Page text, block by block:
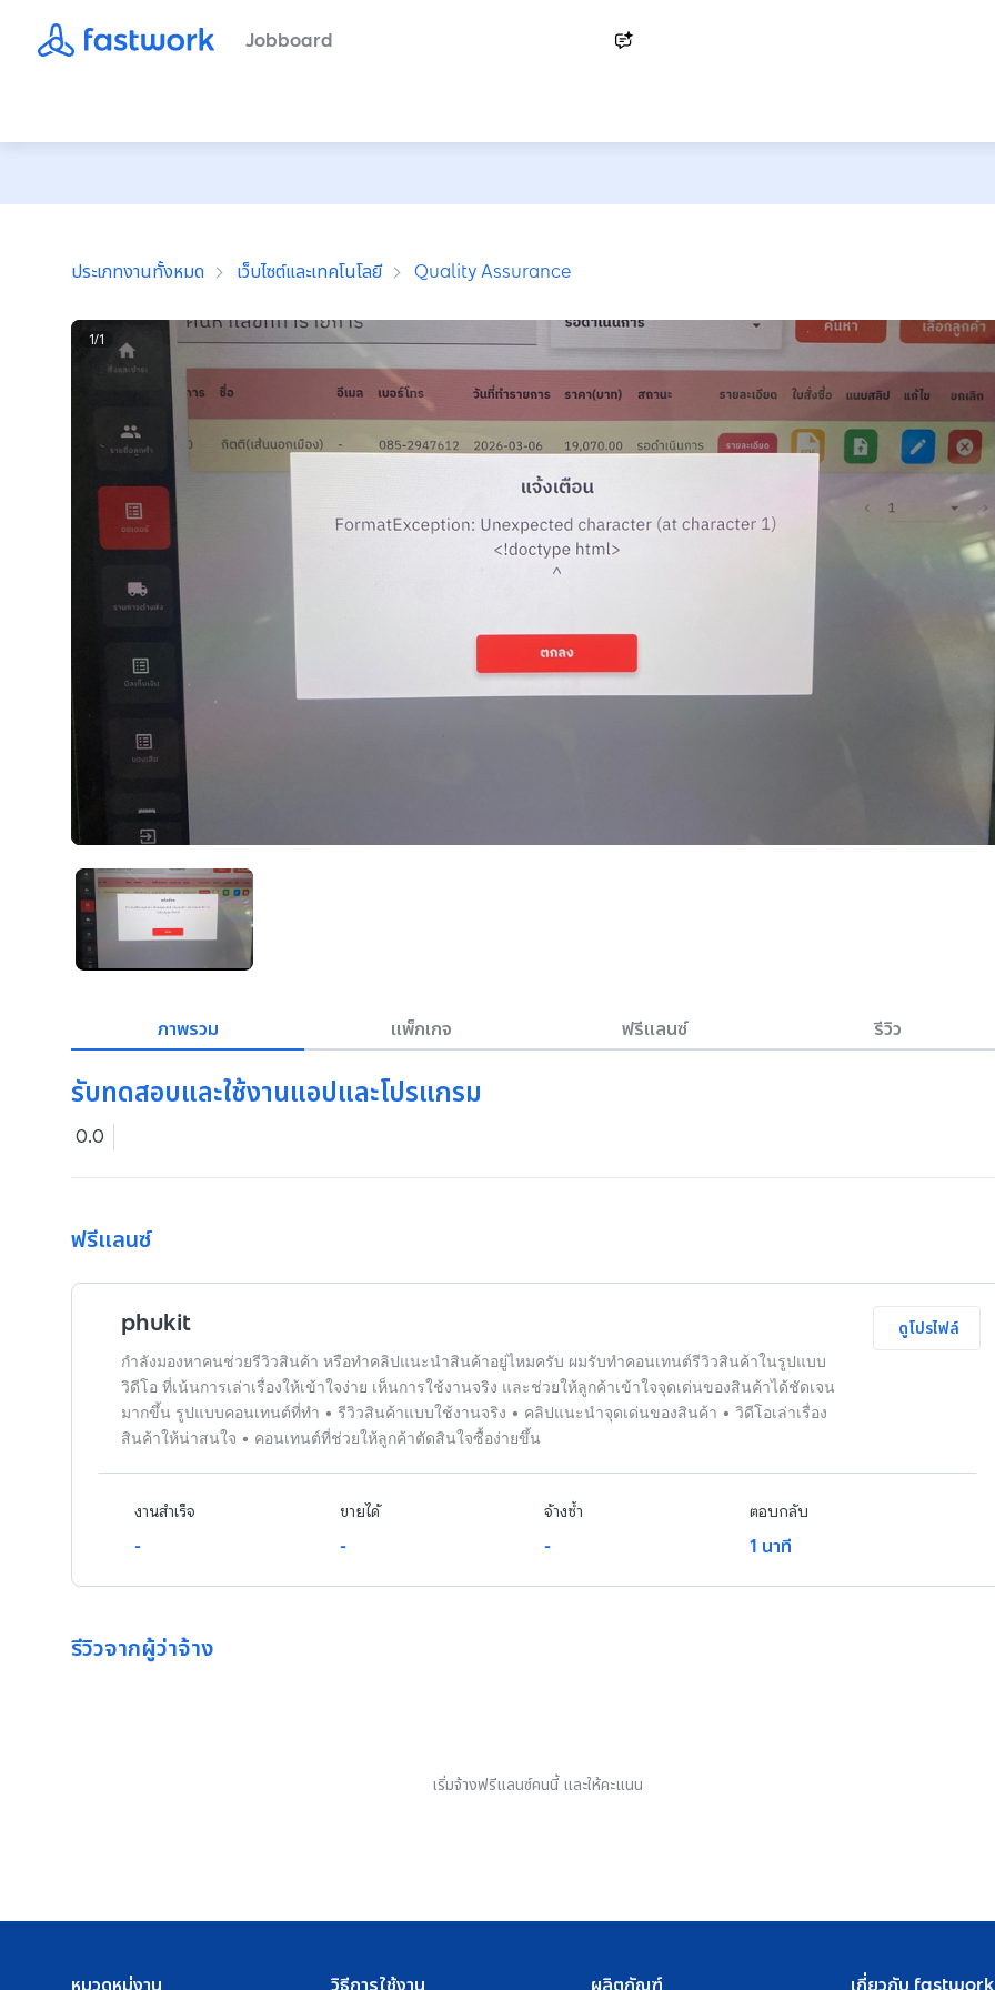
Jobboard
ประเภทงานทั้งหมด เว็บไซต์และเทคโนโลยี Quality Assurance
1/1
ภาพรวม แพ็กเกจ ฟรีแลนซ์ รีวิว
รับทดสอบและใช้งานแอปและโปรแกรม
0.0
ฟรีแลนซ์
phukit
กำลังมองหาคนช่วยรีวิวสินค้า หรือทำคลิปแนะนำสินค้าอยู่ไหมครับ ผมรับทำคอนเทนต์รีวิวสินค้าในรูปแบบ
วิดีโอ ที่เน้นการเล่าเรื่องให้เข้าใจง่าย เห็นการใช้งานจริง และช่วยให้ลูกค้าเข้าใจจุดเด่นของสินค้าได้ชัดเจน
มากขึ้น รูปแบบคอนเทนต์ที่ทำ • รีวิวสินค้าแบบใช้งานจริง • คลิปแนะนำจุดเด่นของสินค้า • วิดีโอเล่าเรื่อง
สินค้าให้น่าสนใจ • คอนเทนต์ที่ช่วยให้ลูกค้าตัดสินใจซื้อง่ายขึ้น
ดูโปรไฟล์
งานสำเร็จ
-
ขายได้
-
จ้างซ้ำ
-
ตอบกลับ
1 นาที
รีวิวจากผู้ว่าจ้าง
เริ่มจ้างฟรีแลนซ์คนนี้ และให้คะแนน
หมวดหมู่งาน วิธีการใช้งาน ผลิตภัณฑ์ เกี่ยวกับ fastwork